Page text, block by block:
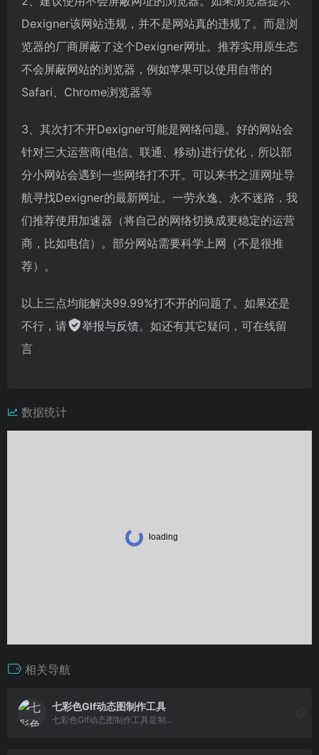
Dexigner该网站违规，并不是网站真的违规了。而是浏
览器的厂商屏蔽了这个Dexigner网址。推荐实用原生态
不会屏蔽网站的浏览器，例如苹果可以使用自带的
Safari、Chrome浏览器等
3、其次打不开Dexigner可能是网络问题。好的网站会
针对三大运营商(电信、联通、移动)进行优化，所以部
分小网站会遇到一些网络打不开。可以来书之涯网址导
航寻找Dexigner的最新网址。一劳永逸、永不迷路，我
们推荐使用加速器（将自己的网络切换成更稳定的运营
商，比如电信）。部分网站需要科学上网（不是很推
荐）。
以上三点均能解决99.99%打不开的问题了。如果还是
不行，请
举报与反馈。如还有其它疑问，可在线留
言
数据统计
相关导航
七彩色GIf动态图制作工具
七彩色GIf动态图制作工具是制...